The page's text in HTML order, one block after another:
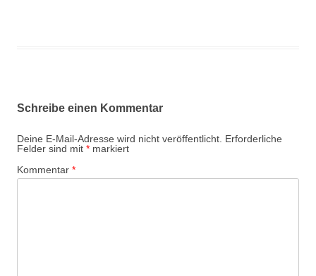
Schreibe einen Kommentar
Deine E-Mail-Adresse wird nicht veröffentlicht. Erforderliche
Felder sind mit * markiert
Kommentar *